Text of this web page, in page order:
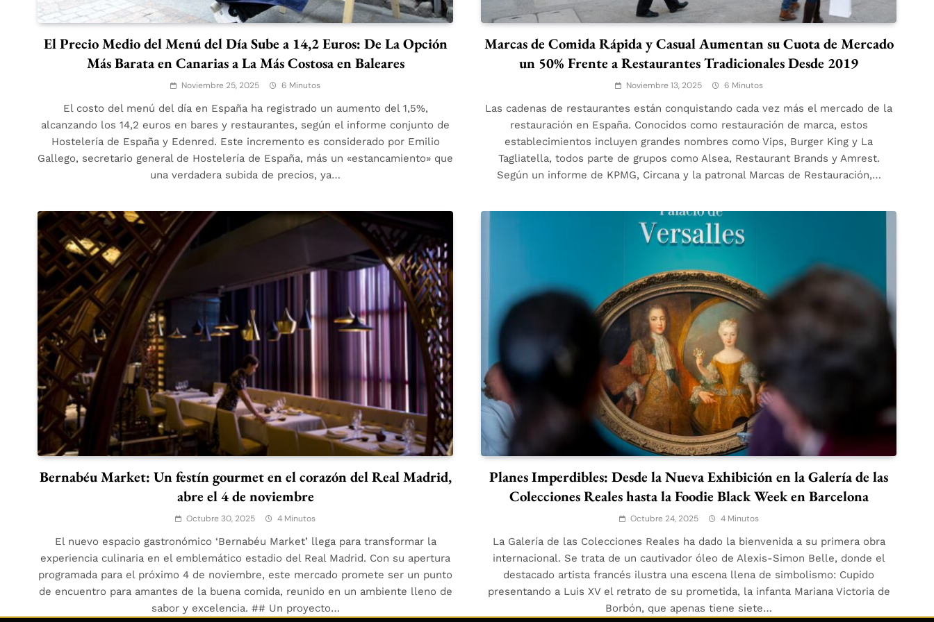
El Precio Medio del Menú del Día Sube a 14,2 Euros: De La Opción
Más Barata en Canarias a La Más Costosa en Baleares
Noviembre 25, 2025 6 Minutos
El costo del menú del día en España ha registrado un aumento del 1,5%,
alcanzando los 14,2 euros en bares y restaurantes, según el informe conjunto de
Hostelería de España y Edenred. Este incremento es considerado por Emilio
Gallego, secretario general de Hostelería de España, más un «estancamiento» que
una verdadera subida de precios, ya…
Marcas de Comida Rápida y Casual Aumentan su Cuota de Mercado
un 50% Frente a Restaurantes Tradicionales Desde 2019
Noviembre 13, 2025 6 Minutos
Las cadenas de restaurantes están conquistando cada vez más el mercado de la
restauración en España. Conocidos como restauración de marca, estos
establecimientos incluyen grandes nombres como Vips, Burger King y La
Tagliatella, todos parte de grupos como Alsea, Restaurant Brands y Amrest.
Según un informe de KPMG, Circana y la patronal Marcas de Restauración,…
Bernabéu Market: Un festín gourmet en el corazón del Real Madrid,
abre el 4 de noviembre
Octubre 30, 2025 4 Minutos
El nuevo espacio gastronómico ‘Bernabéu Market’ llega para transformar la
experiencia culinaria en el emblemático estadio del Real Madrid. Con su apertura
programada para el próximo 4 de noviembre, este mercado promete ser un punto
de encuentro para amantes de la buena comida, reunido en un ambiente lleno de
sabor y excelencia. ## Un proyecto…
Planes Imperdibles: Desde la Nueva Exhibición en la Galería de las
Colecciones Reales hasta la Foodie Black Week en Barcelona
Octubre 24, 2025 4 Minutos
La Galería de las Colecciones Reales ha dado la bienvenida a su primera obra
internacional. Se trata de un cautivador óleo de Alexis-Simon Belle, donde el
destacado artista francés ilustra una escena llena de simbolismo: Cupido
presentando a Luis XV el retrato de su prometida, la infanta Mariana Victoria de
Borbón, que apenas tiene siete…